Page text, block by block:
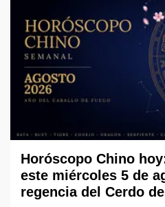
Horóscopo Chino
este miércoles 5 de
regencia del Cerdo